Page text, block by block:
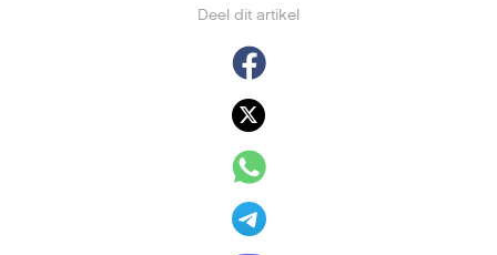
Deel dit artikel